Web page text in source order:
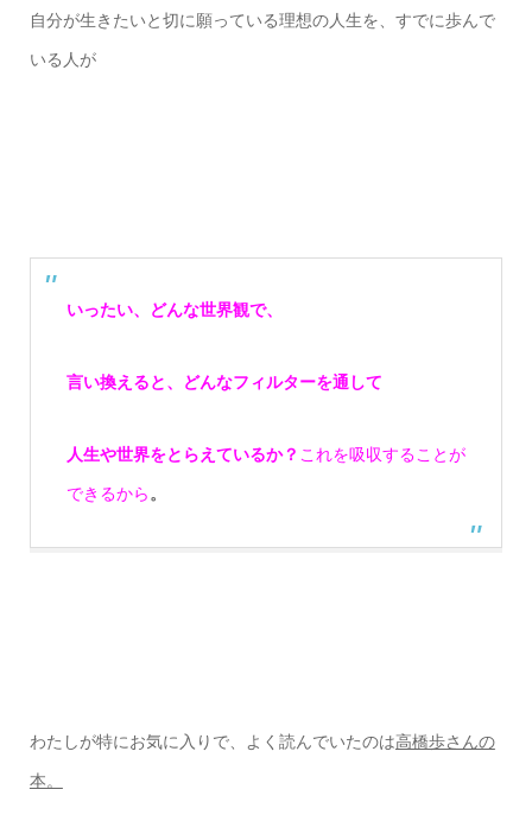
自分が生きたいと切に願っている理想の人生を、 すでに歩んで
いる人が
いったい、どんな世界観で、
言い換えると、どんなフィルターを通して
人生や世界をとらえているか？ これを吸収することが
できるから。
わたしが特にお気に入りで、 よく読んでいたのは高橋歩さんの
本。